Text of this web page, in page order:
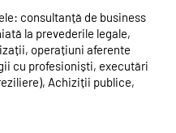
consultanță de business
la prevederile legale,
operațiuni aferente
cu profesioniști, executări
Achiziții publice,